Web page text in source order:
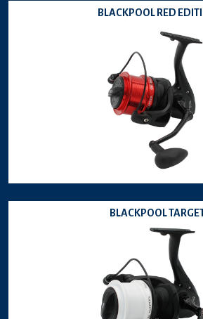
BLACKPOOL RED
BLACKPOOL